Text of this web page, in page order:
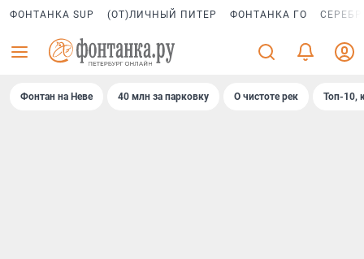
ФОНТАНКА SUP (ОТ)ЛИЧНЫЙ ПИТЕР ФОНТАНКА ГО
Фонтан на Неве 40 млн за парковку О чистоте рек Топ-10,